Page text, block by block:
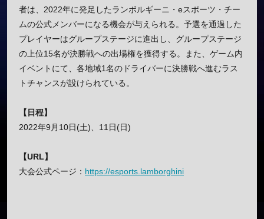
者は、2022年に発足したランボルギーニ・eスポーツ・チー
ムの公式メンバーになる機会が与えられる。予選を通過した
プレイヤーはグループステージに進出し、グループステージ
の上位15名が決勝戦への出場権を獲得する。また、ゲーム内
イベントにて、各地域1名のドライバーに決勝戦へ進むラス
トチャンスが設けられている。
【日程】
2022年9月10日(土)、11日(日)
【URL】
大会公式ページ： https://esports.lamborghini